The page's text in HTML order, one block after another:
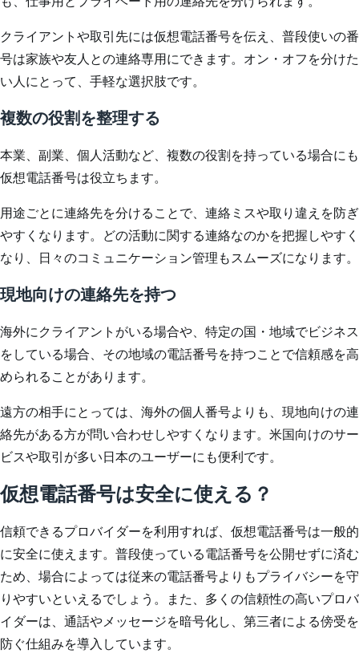
クライアントや取引先には仮想電話番号を伝え、普段使いの番
号は家族や友人との連絡専用にできます。オン・オフを分けた
い人にとって、手軽な選択肢です。
複数の役割を整理する
本業、副業、個人活動など、複数の役割を持っている場合にも
仮想電話番号は役立ちます。
用途ごとに連絡先を分けることで、連絡ミスや取り違えを防ぎ
やすくなります。どの活動に関する連絡なのかを把握しやすく
なり、日々のコミュニケーション管理もスムーズになります。
現地向けの連絡先を持つ
海外にクライアントがいる場合や、特定の国・地域でビジネス
をしている場合、その地域の電話番号を持つことで信頼感を高
められることがあります。
遠方の相手にとっては、海外の個人番号よりも、現地向けの連
絡先がある方が問い合わせしやすくなります。米国向けのサー
ビスや取引が多い日本のユーザーにも便利です。
仮想電話番号は安全に使える？
信頼できるプロバイダーを利用すれば、仮想電話番号は一般的
に安全に使えます。普段使っている電話番号を公開せずに済む
ため、場合によっては従来の電話番号よりもプライバシーを守
りやすいといえるでしょう。また、多くの信頼性の高いプロバ
イダーは、通話やメッセージを暗号化し、第三者による傍受を
防ぐ仕組みを導入しています。